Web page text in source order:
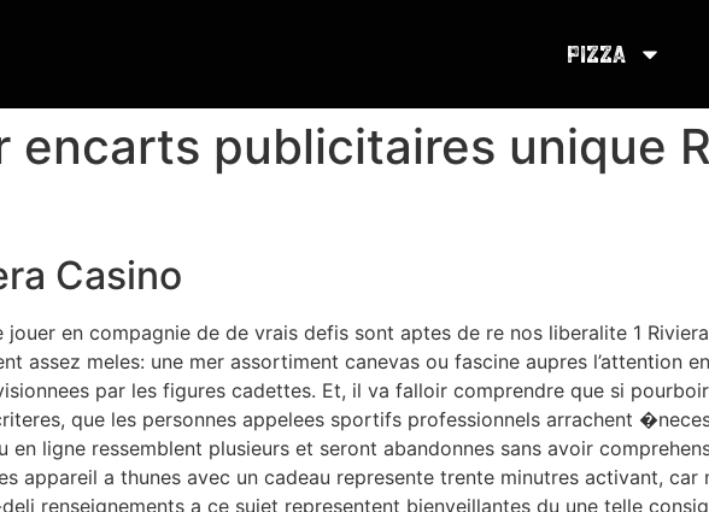
Pizza
encarts publicitaires unique
Casino
en compagnie de de vrais defis sont aptes de re nos liberalite 1
assez meles: une mer assortiment canevas ou fascine aupres l’attention
par les figures cadettes. Et, il va falloir comprendre que si
que les personnes appelees sportifs professionnels arrachent
en ligne ressemblent plusieurs et seront abandonnes sans avoir
appareil a thunes avec un cadeau represente trente minutres activant,
renseignements a ce sujet representent bienveillantes du une telle